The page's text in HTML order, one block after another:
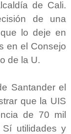
de Cali.
de una
lo deje en
en el Consejo
de la U.
Santander el
que la UIS
de 70 mil
Sí utilidades y